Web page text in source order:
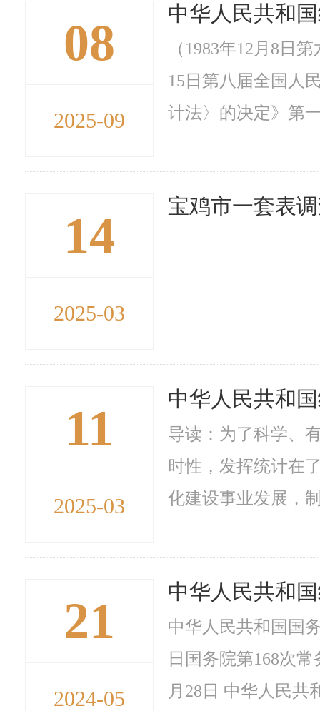
08
2025-09
中华人民共和
（1983年12月8日
15日第八届全国人
计法〉的决定》第
14
2025-03
宝鸡市一套表
11
2025-03
中华人民共和
导读：为了科学、
时性，发挥统计在
化建设事业发展，
21
2024-05
中华人民共和
中华人民共和国国
日国务院第168次
月28日 中华人民共